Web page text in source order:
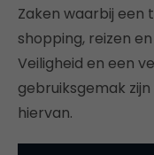
Zaken waarbij een
shopping, reizen
Veiligheid en een
gebruiksgemak
hiervan.